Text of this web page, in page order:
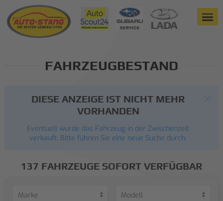
FAHRZEUGBESTAND
DIESE ANZEIGE IST NICHT MEHR
VORHANDEN
Eventuell wurde das Fahrzeug in der Zwischenzeit
verkauft. Bitte führen Sie eine neue Suche durch:
137 FAHRZEUGE SOFORT VERFÜGBAR